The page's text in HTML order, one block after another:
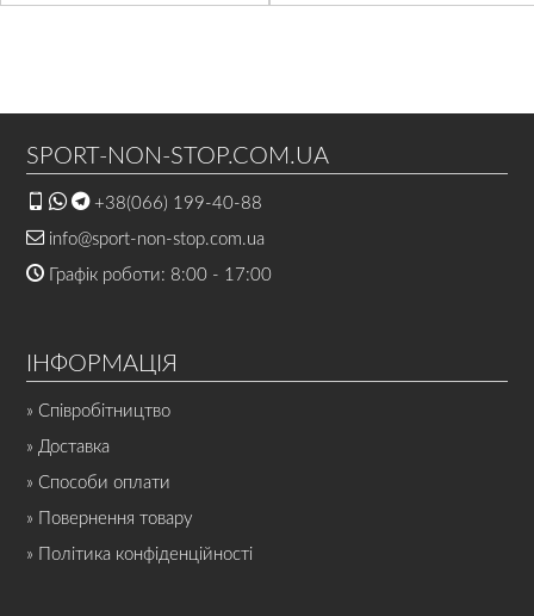
SPORT-NON-STOP.COM.UA
+38(066) 199-40-88
info@sport-non-stop.com.ua
Графік роботи: 8:00 - 17:00
ІНФОРМАЦІЯ
» Співробітництво
» Доставка
» Способи оплати
» Повернення товару
» Політика конфіденційності